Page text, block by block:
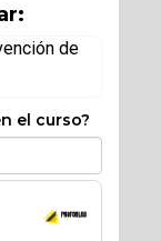
de
el curso?